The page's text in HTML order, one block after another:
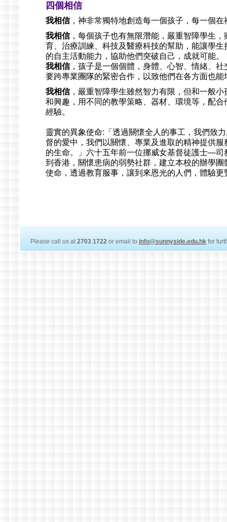
四個相信
我相信，神非常獨特地創造每一個孩子，每一個在
我相信，每個孩子也有無限潛能，嚴重智障學生
育、治療訓練、科技及醫療科技的幫助，能讓學
的自主活動能力，協助他們突破自己，成就可能。
我相信，孩子是一個個體，身體、心智、情緒、
要跨專業團隊的緊密合作，以致他們在各方面也能
我相信，嚴重智障學生雖然智力有限，但和一般
和興趣，用不同的教學策略、器材、環境等，配
經驗。
靈實的異象使命:「透過關懷全人的事工，我們致
督的愛中，我們以關懷、專業及進取的精神提供
的生命。」六十五年前一位挪威女基督徒護士—
到香港，關懷患病的弱勢社群，建立本校的辦學
使命，透過教育服事，讓到來恩光的人們，體驗更
Please call us at2703 1722 or email to info@sunnyside.edu.hk for